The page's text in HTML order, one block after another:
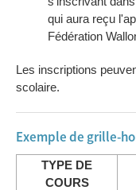
qui aura reçu
Fédération
Les inscriptions
scolaire.
Exemple de grille-
TYPE DE
COURS